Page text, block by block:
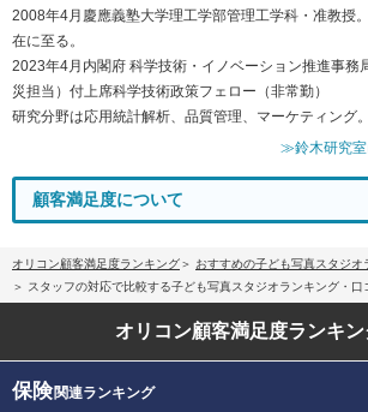
2008年4月慶應義塾大学理工学部管理工学科・准教授
在に至る。
2023年4月内閣府 科学技術・イノベーション推進事務
災担当）付上席科学技術政策フェロー（非常勤）
研究分野は応用統計解析、品質管理、マーケティング。
≫鈴木研究室
顧客満足度について
オリコン顧客満足度ランキング
おすすめの子ども写真スタジオ
スタッフの対応で比較する子ども写真スタジオランキング・口
オリコン顧客満足度ランキ
保険関連ランキング